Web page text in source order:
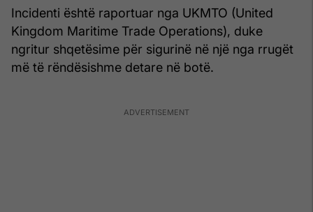
Incidenti është raportuar nga UKMTO (United
Kingdom Maritime Trade Operations), duke
ngritur shqetësime për sigurinë në një nga rrugët
më të rëndësishme detare në botë.